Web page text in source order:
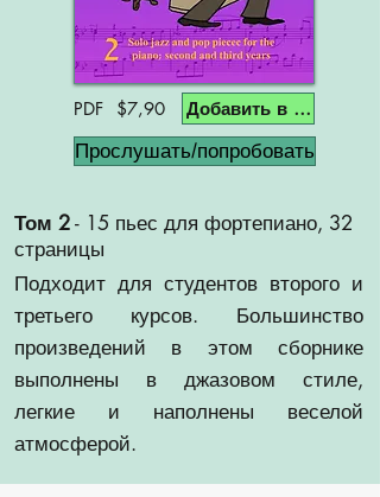
Добавить в корзину
PDF $7,90
Прослушать/попробовать
Том 2- 15 пьес для фортепиано, 32
страницы
Подходит для студентов второго и
третьего курсов. Большинство
произведений в этом сборнике
выполнены в джазовом стиле,
легкие и наполнены веселой
атмосферой.